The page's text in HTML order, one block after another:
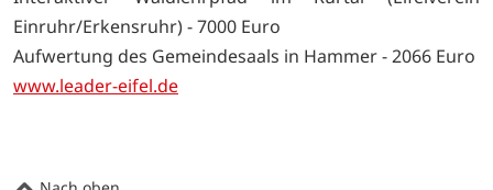
Einruhr/Erkensruhr) - 7000 Euro
Aufwertung des Gemeindesaals in Hammer - 2066 Euro
www.leader-eifel.de